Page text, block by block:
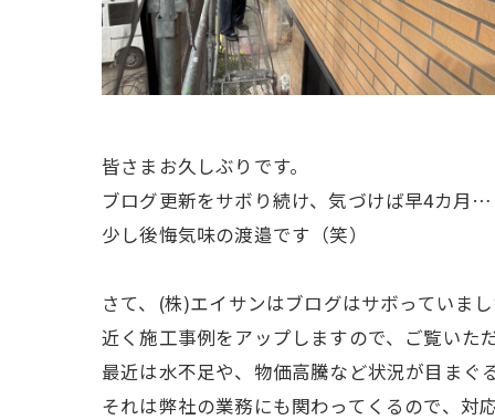
皆さまお久しぶりです。
ブログ更新をサボり続け、気づけば早4カ月…
少し後悔気味の渡邉です（笑）
さて、(株)エイサンはブログはサボっていま
近く施工事例をアップしますので、ご覧いた
最近は水不足や、物価高騰など状況が目まぐ
それは弊社の業務にも関わってくるので、対